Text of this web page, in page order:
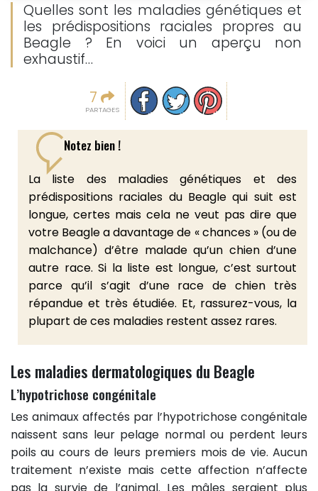
Quelles sont les maladies génétiques et
les prédispositions raciales propres au
Beagle ? En voici un aperçu non
exhaustif…
7
PARTAGES
Partager sur facebook
Partager sur Twitter
Epingler sur Pinterest
Notez bien !
La liste des maladies génétiques et des
prédispositions raciales du Beagle qui suit est
longue, certes mais cela ne veut pas dire que
votre Beagle a davantage de « chances » (ou de
malchance) d’être malade qu’un chien d’une
autre race. Si la liste est longue, c’est surtout
parce qu’il s’agit d’une race de chien très
répandue et très étudiée. Et, rassurez-vous, la
plupart de ces maladies restent assez rares.
Les maladies dermatologiques du Beagle
L’hypotrichose congénitale
Les animaux affectés par l’hypotrichose congénitale
naissent sans leur pelage normal ou perdent leurs
poils au cours de leurs premiers mois de vie. Aucun
traitement n’existe mais cette affection n’affecte